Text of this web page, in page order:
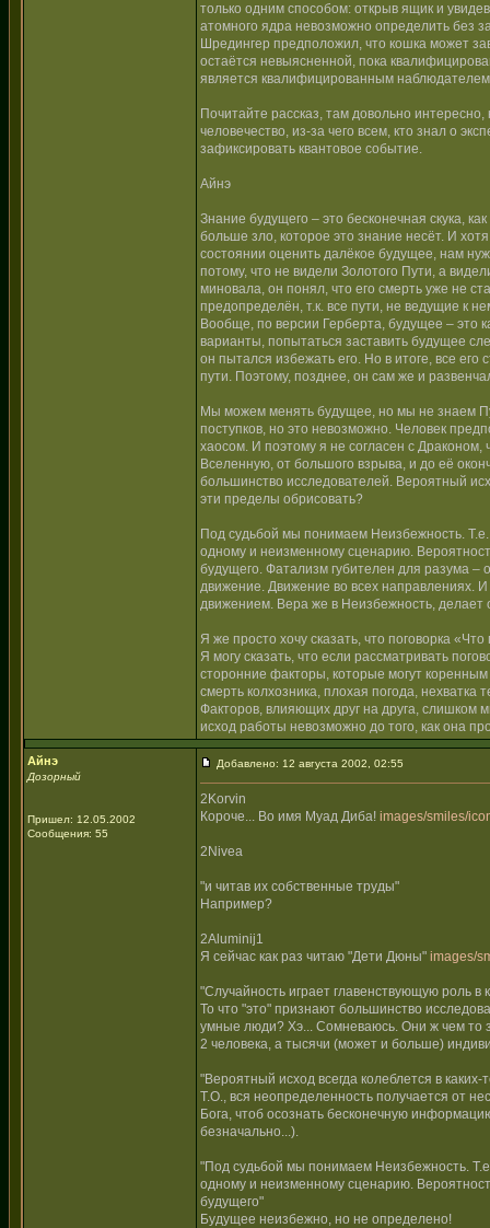
только одним способом: открыв ящик и
атомного ядра невозможно определить без
Шредингер предположил, что кошка может
остаётся невыясненной, пока
является квалифицированным
Почитайте рассказ, там довольно
человечество, из-за чего всем, кто знал о
зафиксировать квантовое событие.
Айнэ
Знание будущего – это бесконечная скука,
больше зло, которое это знание несёт. И
состоянии оценить далёкое будущее, нам
потому, что не видели Золотого Пути, а
миновала, он понял, что его смерть уже не
предопределён, т.к. все пути, не ведущие к
Вообще, по версии Герберта, будущее – это
варианты, попытаться заставить будущее
он пытался избежать его. Но в итоге, все
пути. Поэтому, позднее, он сам же и
Мы можем менять будущее, но мы не знаем
поступков, но это невозможно. Человек
хаосом. И поэтому я не согласен с
Вселенную, от большого взрыва, и до её
большинство исследователей. Вероятный
эти пределы обрисовать?
Под судьбой мы понимаем Неизбежность.
одному и неизменному сценарию.
будущего. Фатализм губителен для разума –
движение. Движение во всех направлениях.
движением. Вера же в Неизбежность, делает
Я же просто хочу сказать, что поговорка
Я могу сказать, что если рассматривать
сторонние факторы, которые могут
смерть колхозника, плохая погода, нехватка
Факторов, влияющих друг на друга, слишком
исход работы невозможно до того, как она
Айнэ
Дозорный
Пришел: 12.05.2002
Сообщения: 55
Добавлено: 12 августа 2002, 02:55
2Korvin
Короче... Во имя Муад Диба! images/smiles/
2Nivea
"и читав их собственные труды"
Например?
2Aluminij1
Я сейчас как раз читаю "Дети Дюны" images/
"Случайность играет главенствующую роль
То что "это" признают большинство
умные люди? Хэ... Сомневаюсь. Они ж чем то
2 человека, а тысячи (может и больше)
"Вероятный исход всегда колеблется в
Т.О., вся неопределенность получается от
Бога, чтоб осознать бесконечную
безначально...).
"Под судьбой мы понимаем Неизбежность.
одному и неизменному сценарию.
будущего"
Будущее неизбежно, но не определено!